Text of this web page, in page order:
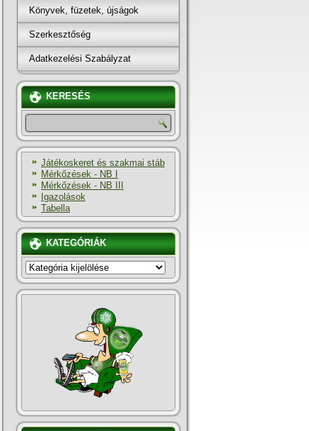
Könyvek, füzetek, újságok
Szerkesztőség
Adatkezelési Szabályzat
KERESÉS
Játékoskeret és szakmai stáb
Mérkőzések - NB I
Mérkőzések - NB III
Igazolások
Tabella
KATEGÓRIÁK
KATEGÓRIÁK